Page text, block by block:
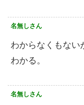
名無しさん
わからなくもない
わかる。
名無しさん